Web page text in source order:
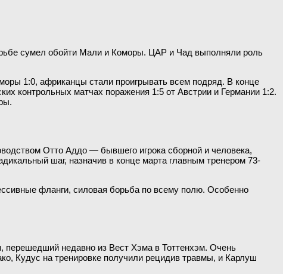
сумел обойти Мали и Коморы. ЦАР и Чад выполняли роль
1:0, африканцы стали проигрывать всем подряд. В конце
контрольных матчах поражения 1:5 от Австрии и Германии 1:2.
Отто Аддо — бывшего игрока сборной и человека,
шаг, назначив в конце марта главным тренером 73-
фланги, силовая борьба по всему полю. Особенно
перешедший недавно из Вест Хэма в Тоттенхэм. Очень
Кудус на тренировке получили рецидив травмы, и Карлуш